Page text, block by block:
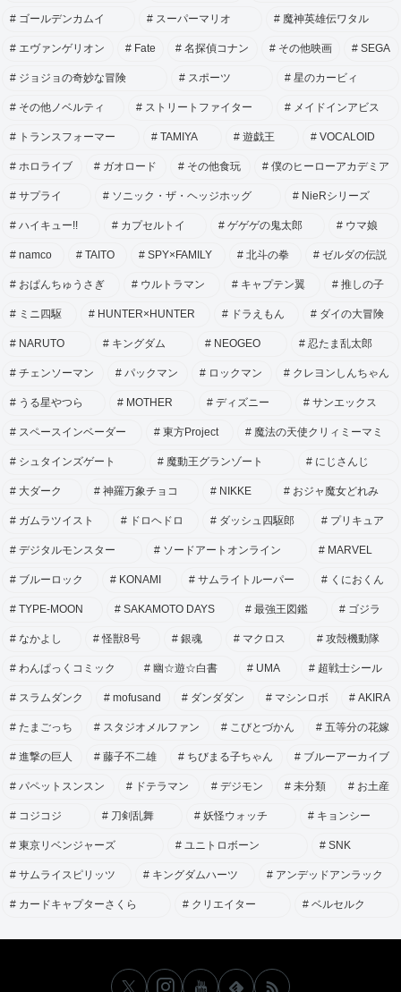
ゴールデンカムイ スーパーマリオ 魔神英雄伝ワタル
エヴァンゲリオン Fate 名探偵コナン その他映画 SEGA
ジョジョの奇妙な冒険 スポーツ 星のカービィ
その他ノベルティ ストリートファイター メイドインアビス
トランスフォーマー TAMIYA 遊戯王 VOCALOID
ホロライブ ガオロード その他食玩 僕のヒーローアカデミア
サプライ ソニック・ザ・ヘッジホッグ NieRシリーズ
ハイキュー!! カプセルトイ ゲゲゲの鬼太郎 ウマ娘
namco TAITO SPY×FAMILY 北斗の拳 ゼルダの伝説
おぱんちゅうさぎ ウルトラマン キャプテン翼 推しの子
ミニ四駆 HUNTER×HUNTER ドラえもん ダイの大冒険
NARUTO キングダム NEOGEO 忍たま乱太郎
チェンソーマン パックマン ロックマン クレヨンしんちゃん
うる星やつら MOTHER ディズニー サンエックス
スペースインベーダー 東方Project 魔法の天使クリィミーマミ
シュタインズゲート 魔動王グランゾート にじさんじ
大ダーク 神羅万象チョコ NIKKE おジャ魔女どれみ
ガムラツイスト ドロヘドロ ダッシュ四駆郎 プリキュア
デジタルモンスター ソードアートオンライン MARVEL
ブルーロック KONAMI サムライトルーパー くにおくん
TYPE-MOON SAKAMOTO DAYS 最強王図鑑 ゴジラ
なかよし 怪獣8号 銀魂 マクロス 攻殻機動隊
わんぱっくコミック 幽☆遊☆白書 UMA 超戦士シール
スラムダンク mofusand ダンダダン マシンロボ AKIRA
たまごっち スタジオメルファン こびとづかん 五等分の花嫁
進撃の巨人 藤子不二雄 ちびまる子ちゃん ブルーアーカイブ
パペットスンスン ドテラマン デジモン 未分類 お土産
コジコジ 刀剣乱舞 妖怪ウォッチ キョンシー
東京リベンジャーズ ユニトロボーン SNK
サムライスピリッツ キングダムハーツ アンデッドアンラック
カードキャプターさくら クリエイター ベルセルク